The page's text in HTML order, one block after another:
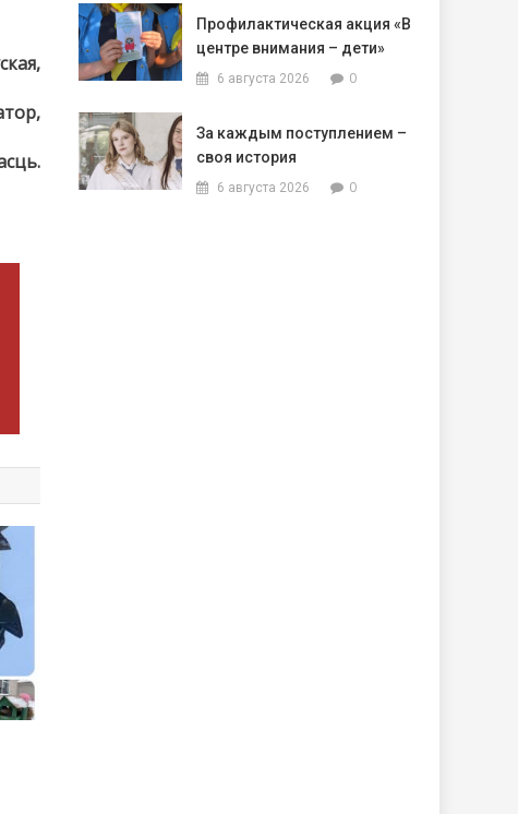
Профилактическая акция «В
центре внимания – дети»
6 августа 2026 0
За каждым поступлением –
своя история
6 августа 2026 0